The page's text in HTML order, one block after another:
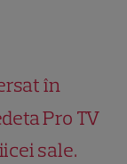
în
Pro TV
sale.